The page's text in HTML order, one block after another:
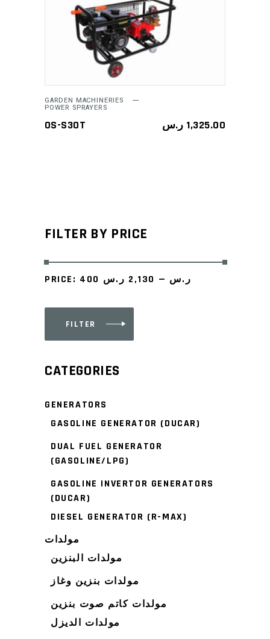
ADD TO CART
GARDEN MACHINERIES
POWER SPRAYERS
OS-S30T 1,325.00 ر.س
FILTER BY PRICE
price
price
FILTER
PRICE: 400 ر.س — 2,130 ر.س
CATEGORIES
GENERATORS
GASOLINE GENERATOR (DUCAR)
DUAL FUEL GENERATOR
(GASOLINE/LPG)
GASOLINE INVERTOR GENERATORS
(DUCAR)
DIESEL GENERATOR (R-MAX)
مولدات
مولدات البنزين
مولدات بنزين وغاز
مولدات كاتم صوت بنزين
مولدات الديزل